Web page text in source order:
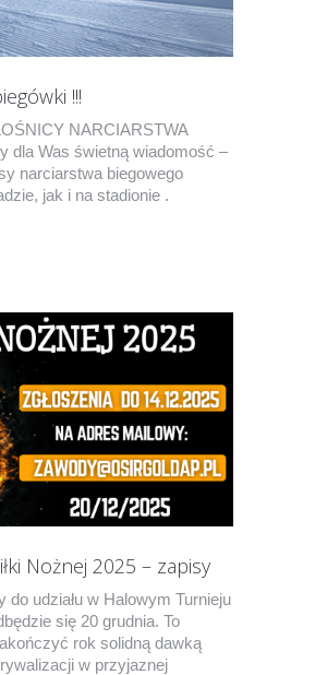
!!!
NARCIARSTWA
dla Was świetną wiadomość –
narciarstwa biegowego
jak i na stadionie .
Nożnej 2025 – zapisy
udziału w Halowym Turnieju
się 20 grudnia. To
rok solidną dawką
w przyjaznej